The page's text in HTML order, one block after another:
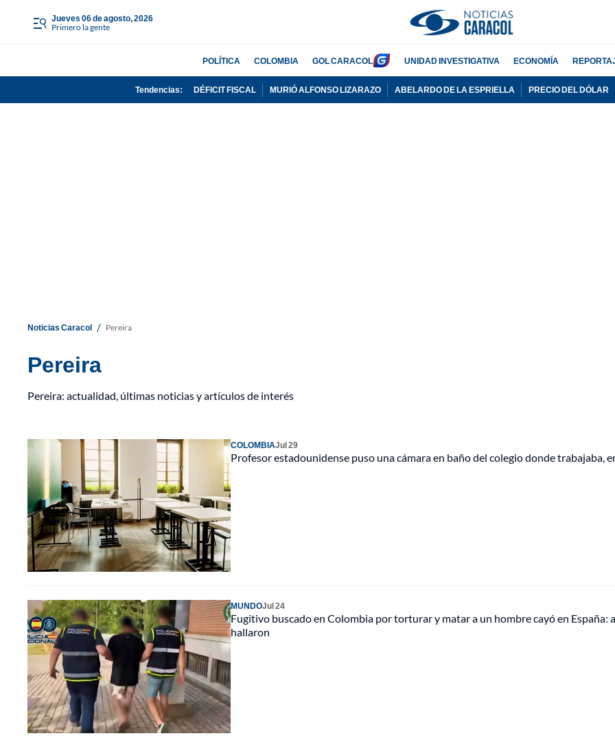
jueves 06 de agosto, 2026
Primero la gente
POLÍTICA COLOMBIA GOL CARACOL UNIDAD INVESTIGATIVA ECONOMÍA
Tendencias: DÉFICIT FISCAL MURIÓ ALFONSO LIZARAZO ABELARDO DE LA ESPRIELLA PRECIO DEL DÓLAR
Noticias Caracol / Pereira
Pereira
Pereira: actualidad, últimas noticias y artículos de interés
COLOMBIAJul 29
Profesor estadounidense puso una cámara en baño del colegio donde trabajaba,
MUNDOJul 24
Fugitivo buscado en Colombia por torturar y matar a un hombre cayó en España:
hallaron